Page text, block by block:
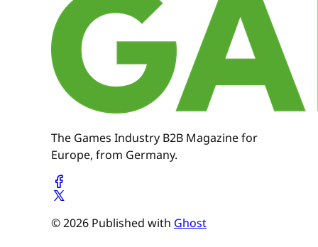
The Games Industry B2B Magazine for
Europe, from Germany.
© 2026 Published with Ghost